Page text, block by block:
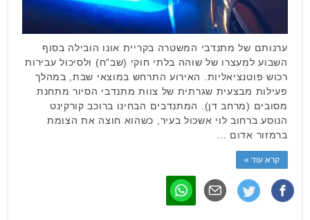
ערנותם של מתנדבי המשטרה בקריית אונו הובילה בסוף
השבוע למעצרו של שוהה בלתי חוקי (שב"ח) ולסיכול עבירות
רכוש פוטנציאליות. האירוע התרחש במוצאי שבת, במהלך
פעילות מבצעית שגרתית של צוות מתנדבי הסיור מתחנת
מסובים (מרחב דן). המתנדבים הבחינו ברוכב קורקינט
הנוסע ברחוב לוי אשכול בעיר, כשהוא חוצה את הצומת
ברמזור אדום …
קרא עוד »